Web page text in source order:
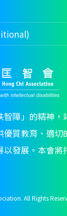
智障」的精神，
優質教育、適切
發展。本會將
All Rights